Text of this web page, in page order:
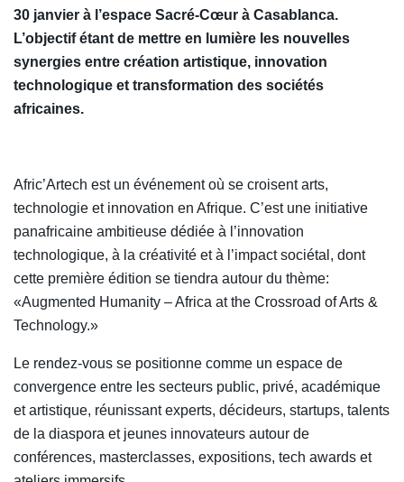
30 janvier à l’espace Sacré-Cœur à Casablanca.
L’objectif étant de mettre en lumière les nouvelles
synergies entre création artistique, innovation
technologique et transformation des sociétés
africaines.
Afric’Artech est un événement où se croisent arts,
technologie et innovation en Afrique. C’est une initiative
panafricaine ambitieuse dédiée à l’innovation
technologique, à la créativité et à l’impact sociétal, dont
cette première édition se tiendra autour du thème:
«Augmented Humanity – Africa at the Crossroad of Arts &
Technology.»
Le rendez-vous se positionne comme un espace de
convergence entre les secteurs public, privé, académique
et artistique, réunissant experts, décideurs, startups, talents
de la diaspora et jeunes innovateurs autour de
conférences, masterclasses, expositions, tech awards et